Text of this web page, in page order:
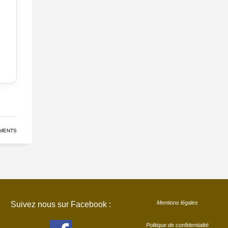
Suivez nous sur Facebook : Mentions légales
Politique de confidentialité